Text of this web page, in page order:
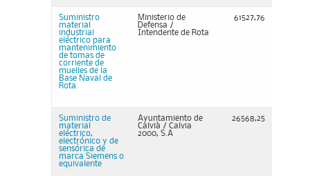
Suministro
material
industrial
eléctrico para
mantenimiento
de tomas de
corriente de
muelles de la
Base Naval de
Rota.
Ministerio de
Defensa /
Intendente de Rota
61527,76
Suministro de
material
eléctrico,
electrónico y de
sensórica de
marca Siemens o
equivalente
Ayuntamiento de
Calvià / Calvia
2000, S.A
26568,25